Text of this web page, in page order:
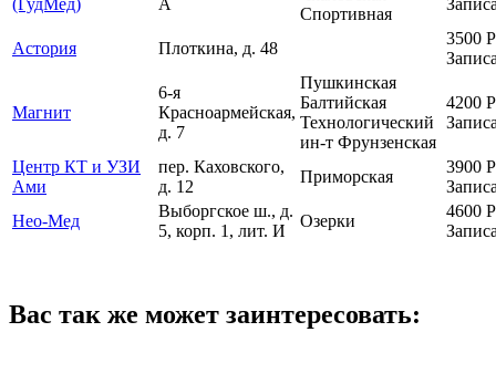
(ГудМед)
А
Спортивная
Астория Плоткина, д. 48
3500
Магнит
6-я
Красноармейская,
д. 7
Пушкинская
Балтийская
Технологический
ин-т Фрунзенская
4200
Центр КТ и УЗИ
Ами
пер. Каховского,
д. 12
Приморская
3900
Нео-Мед
Выборгское ш., д.
5, корп. 1, лит. И
Озерки
4600
Вас так же может заинтересовать: